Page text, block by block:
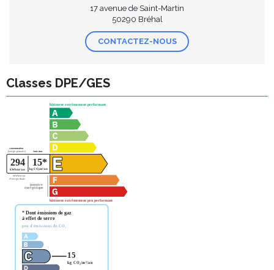
17 avenue de Saint-Martin
50290 Bréhal
CONTACTEZ-NOUS
Classes DPE/GES